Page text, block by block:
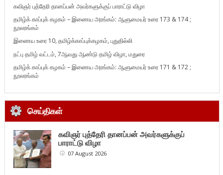
கவிஞர் புத்தேரி தானப்பன் அவர்களுக்குப் பாராட்டு விழா
தமிழ்க் காப்புக் கழகம் – இணைய அரங்கம்: ஆளுமையர் உரை 173 & 174 ;
நூலரங்கம்
இணைய உரை 10, தமிழ்க்காப்புக்கழகம், புதுதில்லி
நட்பு தமிழ் வட்டம், 7ஆவது ஆண்டு தமிழ் விழா, மதுரை
தமிழ்க் காப்புக் கழகம் – இணைய அரங்கம்: ஆளுமையர் உரை 171 & 172 ;
நூலரங்கம்
செய்திகள்
கவிஞர் புத்தேரி தானப்பன் அவர்களுக்குப்
பாராட்டு விழா
07 August 2026